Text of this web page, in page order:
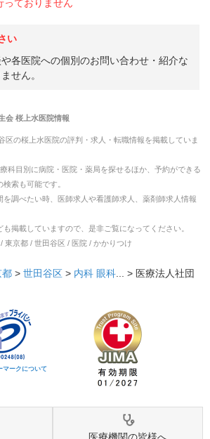
ておりません
い
各医院への個別のお問い合わせ・紹介な
せん。
会 桜上水医院情報
区の桜上水医院の評判・求人・転職情報を掲載していま
科目別に病院・医院・薬局を探せるほか、予約ができる
索も可能です。
調べたい時、医師求人や看護師求人、薬剤師求人情報
掲載していますので、是非ご覧になってください。
東京都 / 世田谷区 / 医院 / かかりつけ
都 > 世田谷区 > 内科 眼科... > 医療法人社団
マークについて